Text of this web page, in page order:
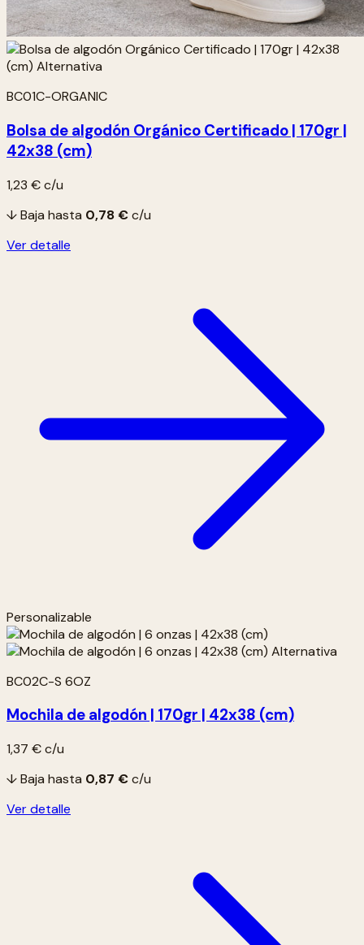
BC01C-ORGANIC
Bolsa de algodón Orgánico Certificado | 170gr |
42x38 (cm)
1,23 €c/u
↓ Baja hasta 0,78 €c/u
Ver detalle
Personalizable
BC02C-S 6OZ
Mochila de algodón | 170gr | 42x38 (cm)
1,37 €c/u
↓ Baja hasta 0,87 €c/u
Ver detalle